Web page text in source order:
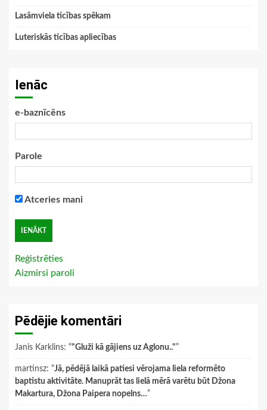
Lasāmviela ticības spēkam
Luteriskās ticības apliecības
Ienāc
e-baznīcēns
Parole
Atceries mani
Reģistrēties
Aizmirsi paroli
Pēdējie komentāri
Janis Karklins: “"Gluži kā gājiens uz Aglonu.."”
martinsz: “Jā, pēdējā laikā patiesi vērojama liela reformēto
baptistu aktivitāte. Manuprāt tas lielā mērā varētu būt Džona
Makartura, Džona Paipera nopelns…”